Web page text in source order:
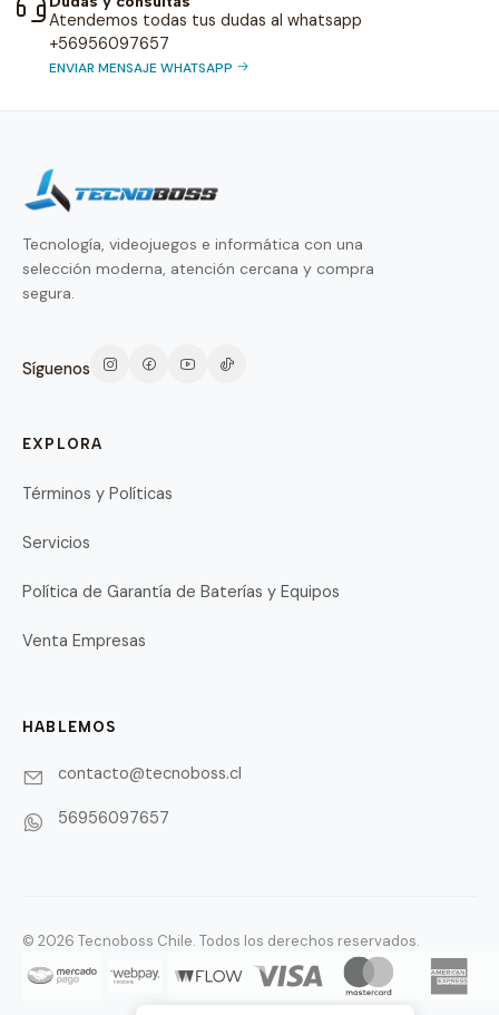
Atendemos todas tus dudas al whatsapp
+56956097657
ENVIAR MENSAJE WHATSAPP
Tecnología, videojuegos e informática con una
selección moderna, atención cercana y compra
segura.
Síguenos
EXPLORA
Términos y Políticas
Servicios
Política de Garantía de Baterías y Equipos
Venta Empresas
HABLEMOS
contacto@tecnoboss.cl
56956097657
© 2026 Tecnoboss Chile. Todos los derechos reservados.